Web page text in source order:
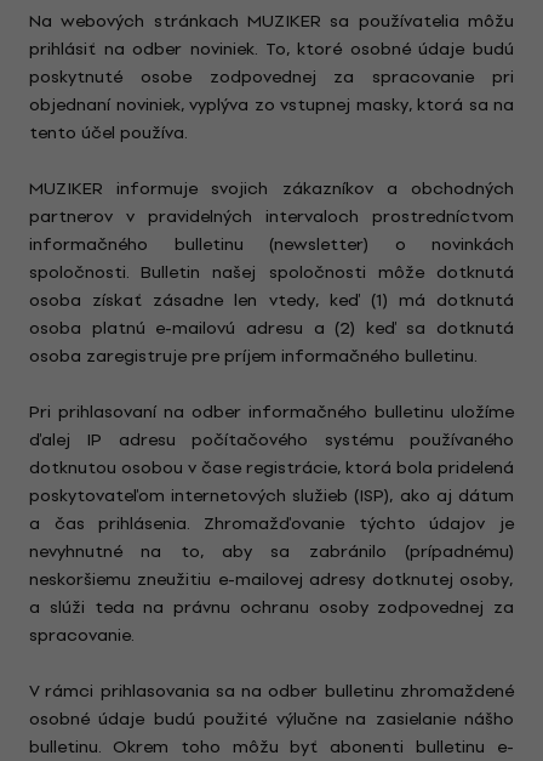
Na webových stránkach MUZIKER sa používatelia môžu
prihlásiť na odber noviniek. To, ktoré osobné údaje budú
poskytnuté osobe zodpovednej za spracovanie pri
objednaní noviniek, vyplýva zo vstupnej masky, ktorá sa na
tento účel používa.
MUZIKER informuje svojich zákazníkov a obchodných
partnerov v pravidelných intervaloch prostredníctvom
informačného bulletinu (newsletter) o novinkách
spoločnosti. Bulletin našej spoločnosti môže dotknutá
osoba získať zásadne len vtedy, keď (1) má dotknutá
osoba platnú e-mailovú adresu a (2) keď sa dotknutá
osoba zaregistruje pre príjem informačného bulletinu.
Pri prihlasovaní na odber informačného bulletinu uložíme
ďalej IP adresu počítačového systému používaného
dotknutou osobou v čase registrácie, ktorá bola pridelená
poskytovateľom internetových služieb (ISP), ako aj dátum
a čas prihlásenia. Zhromažďovanie týchto údajov je
nevyhnutné na to, aby sa zabránilo (prípadnému)
neskoršiemu zneužitiu e-mailovej adresy dotknutej osoby,
a slúži teda na právnu ochranu osoby zodpovednej za
spracovanie.
V rámci prihlasovania sa na odber bulletinu zhromaždené
osobné údaje budú použité výlučne na zasielanie nášho
bulletinu. Okrem toho môžu byť abonenti bulletinu e-